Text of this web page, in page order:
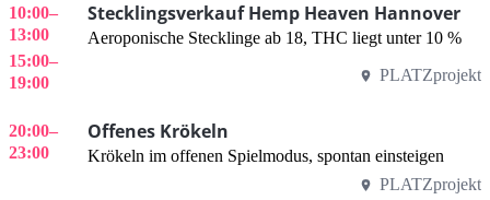
10:00–
13:00
15:00–
19:00
Stecklingsverkauf Hemp Heaven Hannover
Aeroponische Stecklinge ab 18, THC liegt unter 10 %
PLATZprojekt
20:00–
23:00
Offenes Krökeln
Krökeln im offenen Spielmodus, spontan einsteigen
PLATZprojekt